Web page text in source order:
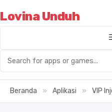
Lovina Unduh
Beranda » Aplikasi » VIP